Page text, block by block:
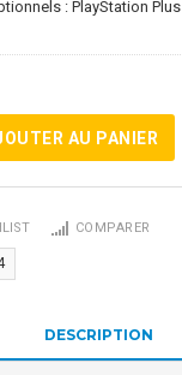
: PlayStation Plus
AU PANIER
COMPARER
DESCRIPTION